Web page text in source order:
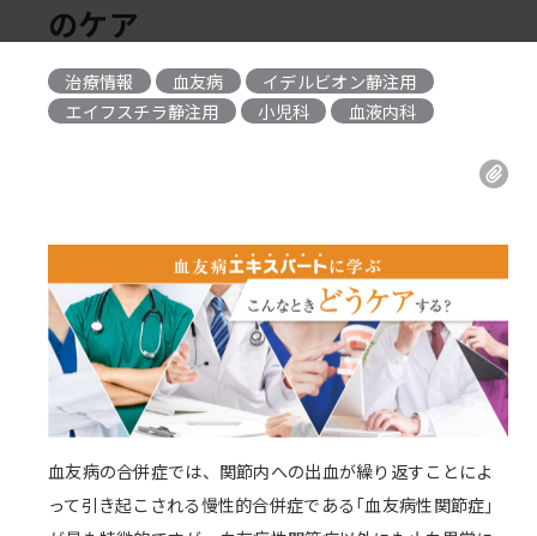
のケア
治療情報 血友病 イデルビオン静注用
,
エイフスチラ静注用 小児科
, 血液内科
血友病の合併症では、関節内への出血が繰り返すことによ
って引き起こされる慢性的合併症である「血友病性関節症」